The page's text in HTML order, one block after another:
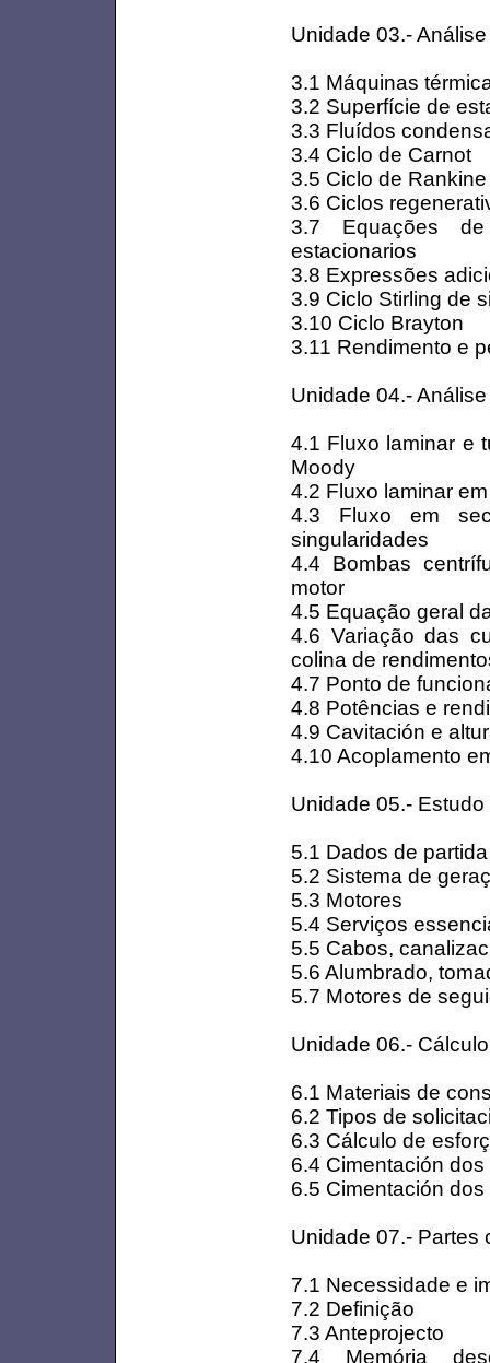
Unidade 03.-
3.1 Máquinas
3.2 Superfície de
3.3 Fluídos
3.4 Ciclo de Carnot
3.5 Ciclo de Rankine
3.6 Ciclos
3.7 Equações de
estacionarios
3.8 Expressões
3.9 Ciclo Stirling de
3.10 Ciclo Brayton
3.11 Rendimento e
Unidade 04.-
4.1 Fluxo laminar e
Moody
4.2 Fluxo laminar
4.3 Fluxo em
singularidades
4.4 Bombas
motor
4.5 Equação geral
4.6 Variação das
colina de
4.7 Ponto de
4.8 Potências e
4.9 Cavitación e
4.10 Acoplamento
Unidade 05.-
5.1 Dados de
5.2 Sistema de
5.3 Motores
5.4 Serviços
5.5 Cabos,
5.6 Alumbrado,
5.7 Motores de
Unidade 06.-
6.1 Materiais de
6.2 Tipos de
6.3 Cálculo de
6.4 Cimentación
6.5 Cimentación
Unidade 07.- Partes
7.1 Necessidade e
7.2 Definição
7.3 Anteprojecto
7.4 Memória